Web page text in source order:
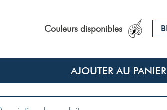
Couleurs disponibles
AJOUTER AU PANIER